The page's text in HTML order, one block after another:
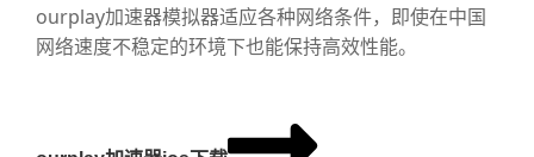
ourplay加速器模拟器适应各种网络条件，即使在中国
网络速度不稳定的环境下也能保持高效性能。